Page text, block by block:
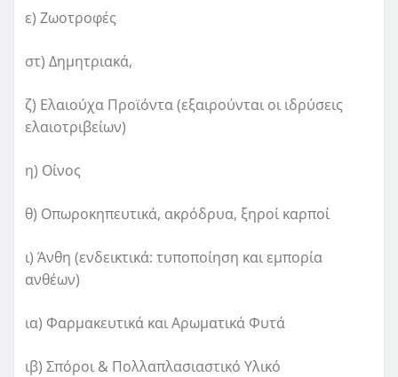
ε) Ζωοτροφές
στ) Δημητριακά,
ζ) Ελαιούχα Προϊόντα (εξαιρούνται οι ιδρύσεις
ελαιοτριβείων)
η) Οίνος
θ) Οπωροκηπευτικά, ακρόδρυα, ξηροί καρποί
ι) Άνθη (ενδεικτικά: τυποποίηση και εμπορία
ανθέων)
ια) Φαρμακευτικά και Αρωματικά Φυτά
ιβ) Σπόροι & Πολλαπλασιαστικό Υλικό